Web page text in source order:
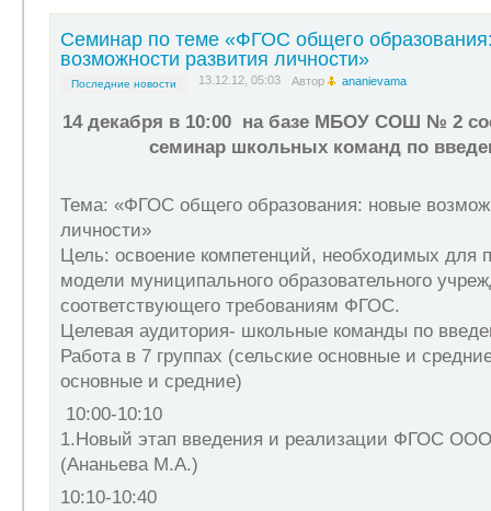
Семинар по теме «ФГОС общего
возможности развития личности»
Последние новости 13.12.12, 05:03 Автор ananievama
14 декабря в 10:00 на базе МБОУ СОШ № 2
семинар школьных команд по
Тема: «ФГОС общего образования: новые
личности»
Цель: освоение компетенций, необходимых для
модели муниципального образовательного
соответствующего требованиям ФГОС.
Целевая аудитория- школьные команды по
Работа в 7 группах (сельские основные и
основные и средние)
10:00-10:10
1.Новый этап введения и реализации ФГОС ООО
(Ананьева М.А.)
10:10-10:40